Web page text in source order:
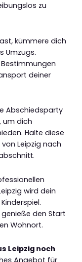
zu
kümmere dich
Umzugs.
deiner
Abschiedsparty
um dich
Halte diese
Leipzig nach
wird dein
den Start
Wohnort.
Leipzig noch